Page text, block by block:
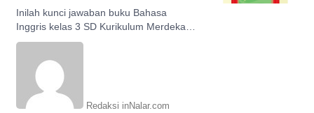
Inilah kunci jawaban buku Bahasa
Inggris kelas 3 SD Kurikulum Merdeka
Chapter 3 I Have Fried Chicken for
Redaksi inNalar.com